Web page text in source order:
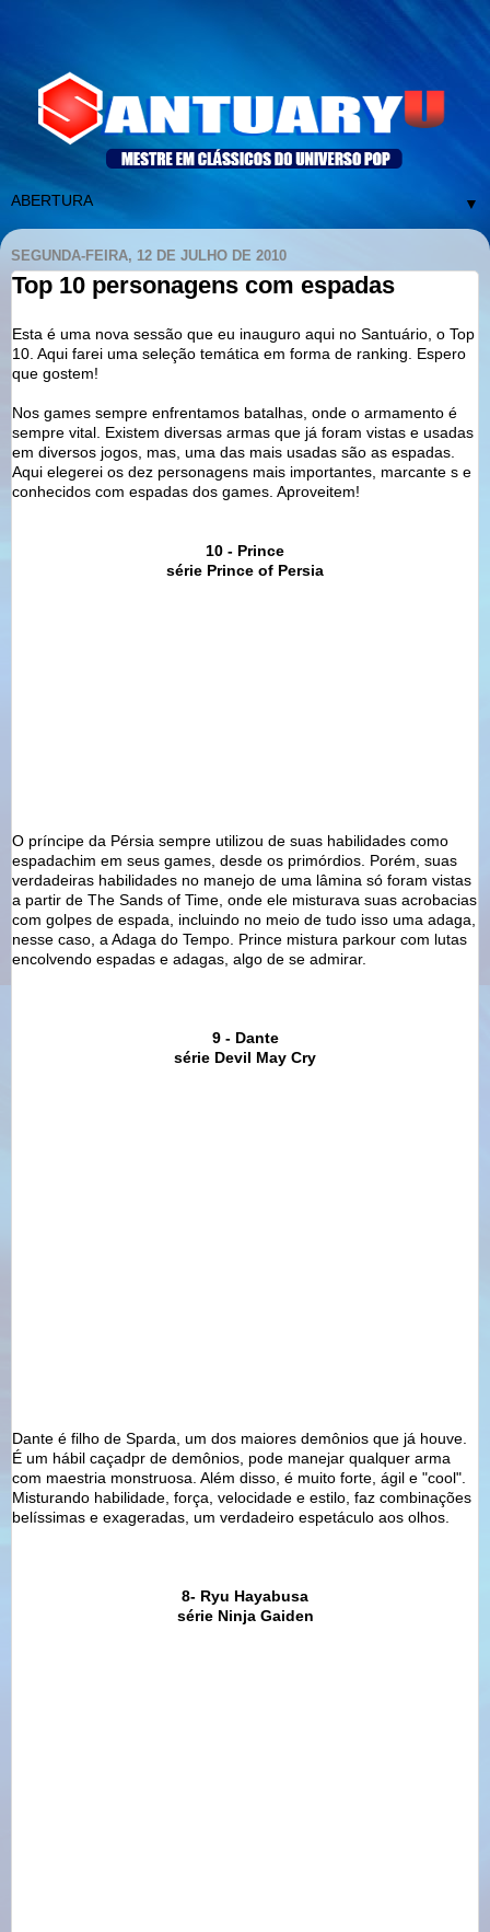
▼
SEGUNDA-FEIRA, 12 DE JULHO DE 2010
Top 10 personagens com espadas
Esta é uma nova sessão que eu inauguro aqui no Santuário, o Top
10. Aqui farei uma seleção temática em forma de ranking. Espero
que gostem!
Nos games sempre enfrentamos batalhas, onde o armamento é
sempre vital. Existem diversas armas que já foram vistas e usadas
em diversos jogos, mas, uma das mais usadas são as espadas.
Aqui elegerei os dez personagens mais importantes, marcante s e
conhecidos com espadas dos games. Aproveitem!
10 - Prince
série Prince of Persia
O príncipe da Pérsia sempre utilizou de suas habilidades como
espadachim em seus games, desde os primórdios. Porém, suas
verdadeiras habilidades no manejo de uma lâmina só foram vistas
a partir de The Sands of Time, onde ele misturava suas acrobacias
com golpes de espada, incluindo no meio de tudo isso uma adaga,
nesse caso, a Adaga do Tempo. Prince mistura parkour com lutas
encolvendo espadas e adagas, algo de se admirar.
9 - Dante
série Devil May Cry
Dante é filho de Sparda, um dos maiores demônios que já houve.
É um hábil caçadpr de demônios, pode manejar qualquer arma
com maestria monstruosa. Além disso, é muito forte, ágil e "cool".
Misturando habilidade, força, velocidade e estilo, faz combinações
belíssimas e exageradas, um verdadeiro espetáculo aos olhos.
8- Ryu Hayabusa
série Ninja Gaiden